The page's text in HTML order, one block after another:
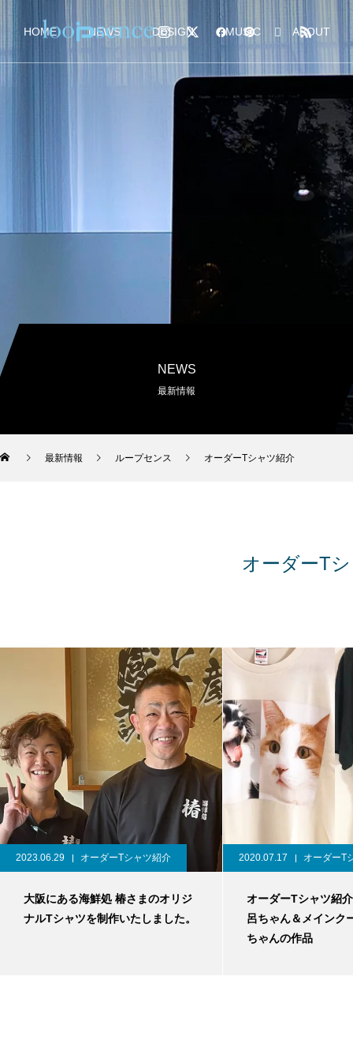
HOME NEWS DESIGN MUSIC ABOUT
NEWS
最新情報
最新情報 ループセンス オーダーTシャツ紹介
オーダーT
2023.06.29 オーダーTシャツ紹介
大阪にある海鮮処 椿さまのオリジ
ナルTシャツを制作いたしました。
2020.07.17 オーダーT
オーダーTシャツ紹
呂ちゃん＆メインク
ちゃんの作品